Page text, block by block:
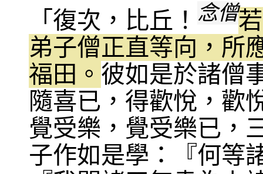
「復次，比丘！ 念僧
弟子僧正直等向，所
福田。 彼如是於諸僧
隨喜已，得歡悅，歡
覺受樂，覺受樂已，
子作如是學：『何等